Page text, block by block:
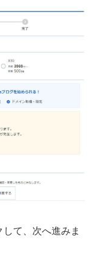
して、次へ進みま